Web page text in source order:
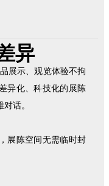
异
展示、观览体验不拘
异化、科技化的展陈
话。
展陈空间无需临时封